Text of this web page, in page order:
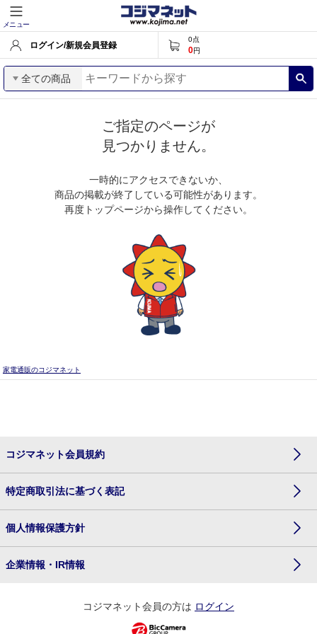
メニュー
ログイン/新規会員登録
0点
0円
全ての商品
ご指定のページが
見つかりません。
一時的にアクセスできないか、
商品の掲載が終了している可能性があります。
再度トップページから操作してください。
家電通販のコジマネット
コジマネット会員規約
特定商取引法に基づく表記
個人情報保護方針
企業情報・IR情報
コジマネット会員の方は ログイン